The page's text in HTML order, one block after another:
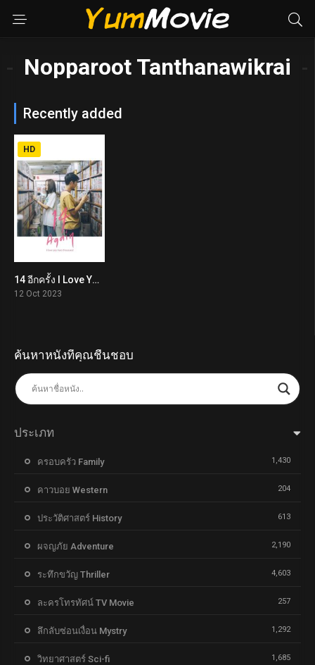
Nopparoot Tanthanawikrai
Recently added
6.5
HD
14 อีกครั้ง I Love You Two Thousand (2023)
12 Oct 2023
ค้นหาหนังที่คุณชื่นชอบ
ประเภท
ครอบครัว Family 1,430
คาวบอย Western 204
ประวัติศาสตร์ History 613
ผจญภัย Adventure 2,190
ระทึกขวัญ Thriller 4,603
ละครโทรทัศน์ TV Movie 257
ลึกลับซ่อนเงื่อน Mystry 1,292
วิทยาศาสตร์ Sci-fi 1,685